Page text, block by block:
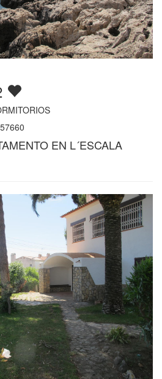
EN L´ESCALA